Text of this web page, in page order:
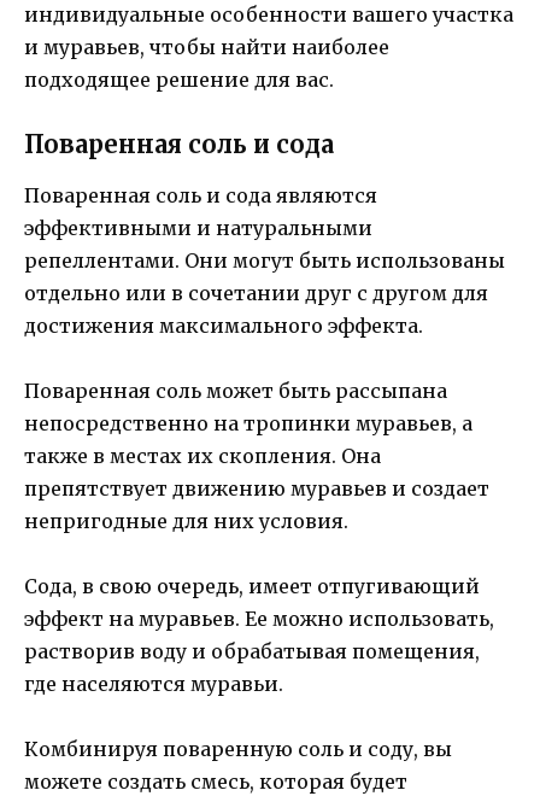
индивидуальные особенности вашего участка
и муравьев, чтобы найти наиболее
подходящее решение для вас.
Поваренная соль и сода
Поваренная соль и сода являются
эффективными и натуральными
репеллентами. Они могут быть использованы
отдельно или в сочетании друг с другом для
достижения максимального эффекта.
Поваренная соль может быть рассыпана
непосредственно на тропинки муравьев, а
также в местах их скопления. Она
препятствует движению муравьев и создает
непригодные для них условия.
Сода, в свою очередь, имеет отпугивающий
эффект на муравьев. Ее можно использовать,
растворив воду и обрабатывая помещения,
где населяются муравьи.
Комбинируя поваренную соль и соду, вы
можете создать смесь, которая будет